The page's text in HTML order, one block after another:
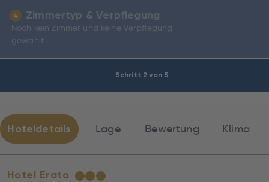
Schritt 2 von 5
4 Zimmertyp & Verpflegung
Noch kein Zimmer und keine Verpflegung
gewählt.
Hoteldetails Lage Bewertung Klima
Hotel Erato ★★★